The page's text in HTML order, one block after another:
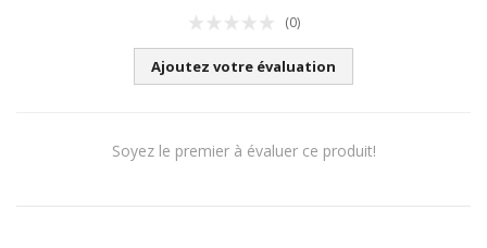
(0)
Ajoutez votre évaluation
Soyez le premier à évaluer ce produit!